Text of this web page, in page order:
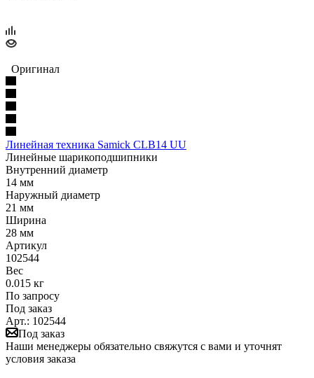
Оригинал
Линейная техника Samick CLB14 UU
Линейные шарикоподшипники
Внутренний диаметр
14 мм
Наружный диаметр
21 мм
Ширина
28 мм
Артикул
102544
Вес
0.015 кг
По запросу
Под заказ
Арт.: 102544
Под заказ
Наши менеджеры обязательно свяжутся с вами и уточнят
условия заказа